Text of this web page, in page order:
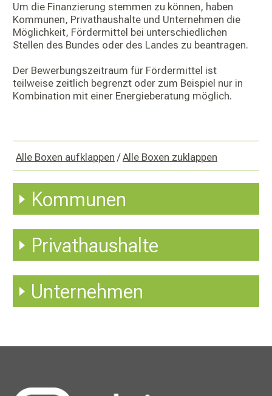
Um die Finanzierung stemmen zu können, haben
Kommunen, Privathaushalte und Unternehmen die
Möglichkeit, Fördermittel bei unterschiedlichen
Stellen des Bundes oder des Landes zu beantragen.
Der Bewerbungszeitraum für Fördermittel ist
teilweise zeitlich begrenzt oder zum Beispiel nur in
Kombination mit einer Energieberatung möglich.
Alle Boxen aufklappen /Alle Boxen zuklappen
Kommunen
Privathaushalte
Unternehmen